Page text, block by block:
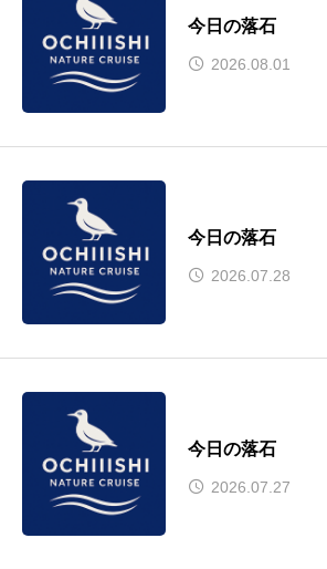
今日の落石
2026.08.01
今日の落石
2026.07.28
今日の落石
2026.07.27